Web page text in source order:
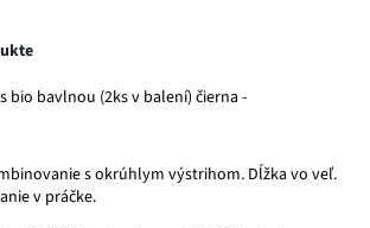
bio bavlnou (2ks v balení) čierna -
s okrúhlym výstrihom. Dĺžka vo veľ.
v práčke.